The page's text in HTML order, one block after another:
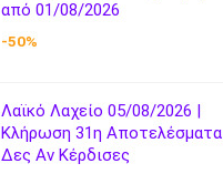
από 01/08/2026
-50%
Λαϊκό Λαχείο 05/08/2026 |
Κλήρωση 31η Αποτελέσματα
Δες Αν Κέρδισες